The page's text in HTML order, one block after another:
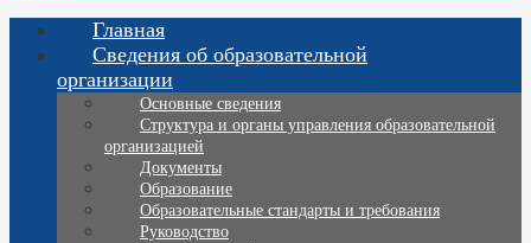
Главная
Сведения об образовательной
организации
Основные сведения
Структура и органы управления образовательной
организацией
Документы
Образование
Образовательные стандарты и требования
Руководство